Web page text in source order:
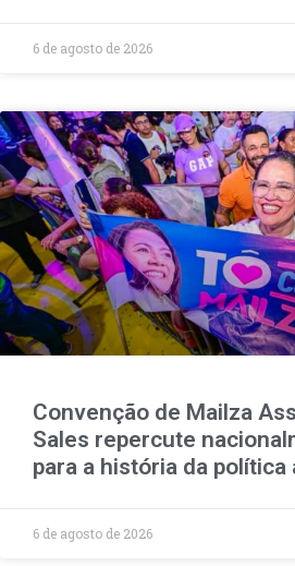
6 de agosto de 2026
Convenção de Mailza
Sales repercute
para a história da política
6 de agosto de 2026